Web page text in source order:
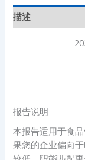
描述
报告说明
本报告适用于食
果您的企业偏向